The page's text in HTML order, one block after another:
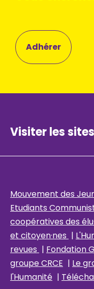
Adhérer
Visiter les
Mouvement des
Etudiants
coopératives des élu
et citoyen·nes |
revues | Fondation
groupe CRCE | Le
l'Humanité |